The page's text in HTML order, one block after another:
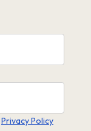
Privacy Policy